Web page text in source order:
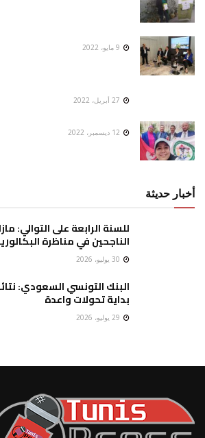
9 مايو، 2022
27 أبريل، 2022
12 ديسمبر، 2022
أخبار حديثة
الناجحين في مناظرة البكالوريا
30 يوليو، 2026
بداية تحولات واعدة
29 يوليو، 2026